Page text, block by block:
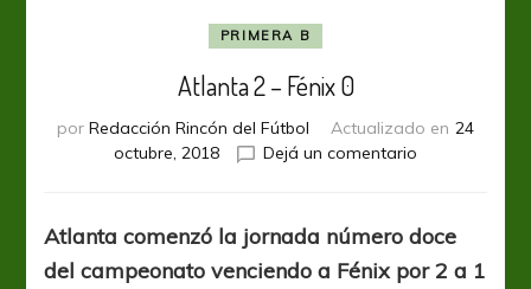
PRIMERA B
Atlanta 2 – Fénix 0
por Redacción Rincón del Fútbol Actualizado en 24
octubre, 2018
Dejá un comentario
–
Fénix
0
Atlanta comenzó la jornada número doce
del campeonato venciendo a Fénix por 2 a 1